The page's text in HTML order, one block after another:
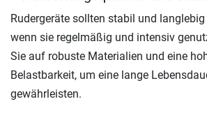
Rudergeräte sollten stabil und
wenn sie regelmäßig und intensiv
Sie auf robuste Materialien und eine
Belastbarkeit, um eine lange
gewährleisten.